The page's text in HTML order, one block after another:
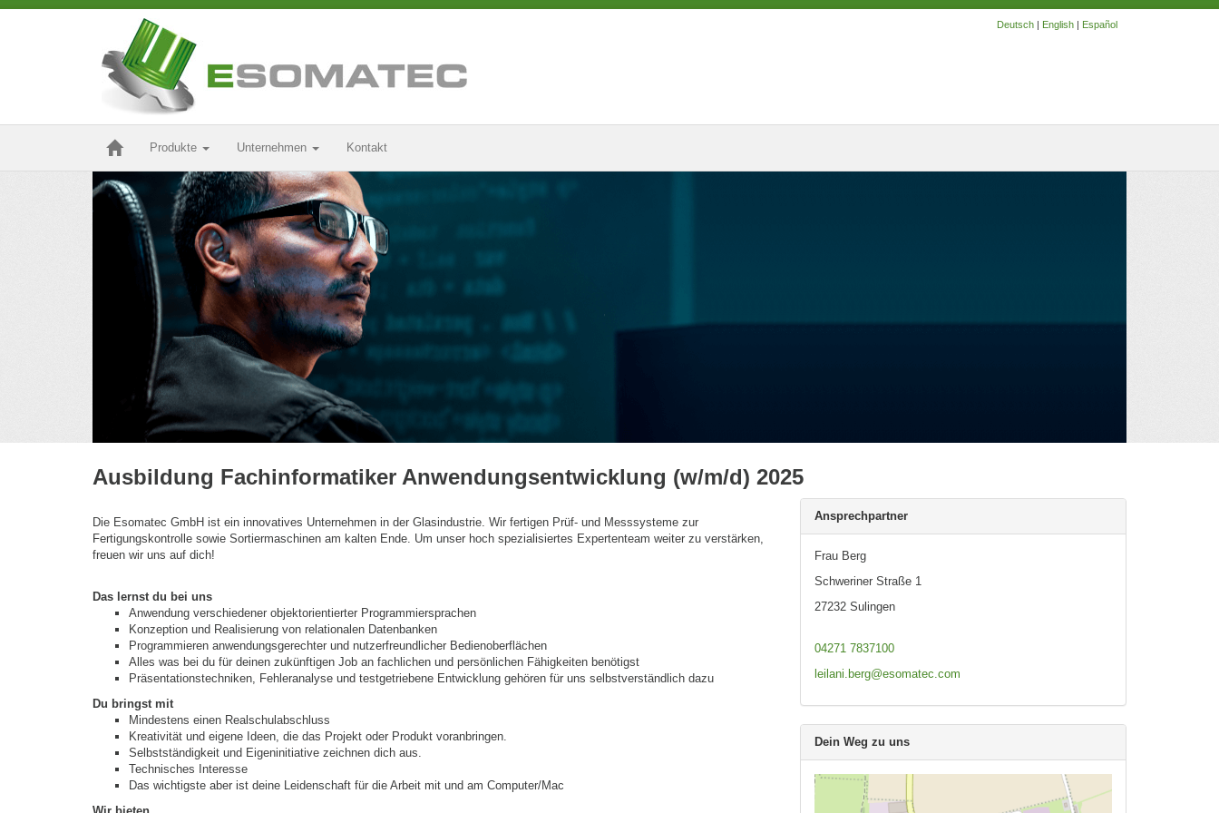
Deutsch | English | Español
Produkte Unternehmen Kontakt
Ausbildung Fachinformatiker Anwendungsentwicklung (w/m/d) 2025
Die Esomatec GmbH ist ein innovatives Unternehmen in der Glasindustrie. Wir fertigen Prüf- und Messsysteme zur
Fertigungskontrolle sowie Sortiermaschinen am kalten Ende. Um unser hoch spezialisiertes Expertenteam weiter zu verstärken,
freuen wir uns auf dich!
Das lernst du bei uns
Anwendung verschiedener objektorientierter Programmiersprachen
Konzeption und Realisierung von relationalen Datenbanken
Programmieren anwendungsgerechter und nutzerfreundlicher Bedienoberflächen
Alles was bei du für deinen zukünftigen Job an fachlichen und persönlichen Fähigkeiten benötigst
Präsentationstechniken, Fehleranalyse und testgetriebene Entwicklung gehören für uns selbstverständlich dazu
Du bringst mit
Mindestens einen Realschulabschluss
Kreativität und eigene Ideen, die das Projekt oder Produkt voranbringen.
Selbstständigkeit und Eigeninitiative zeichnen dich aus.
Technisches Interesse
Das wichtigste aber ist deine Leidenschaft für die Arbeit mit und am Computer/Mac
Ansprechpartner
Frau Berg
Schweriner Straße 1
27232 Sulingen
04271 7837100
leilani.berg@esomatec.com
Dein Weg zu uns